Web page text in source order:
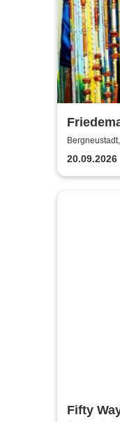
suchen
20.09.2026
Fifty